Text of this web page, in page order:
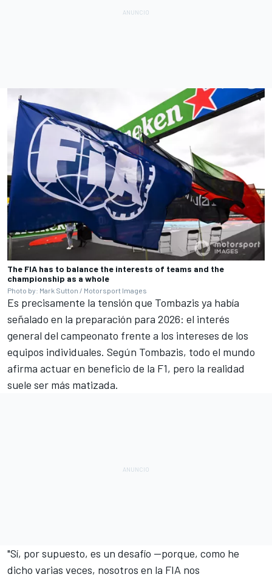
The FIA has to balance the interests of teams and the
championship as a whole
Photo by: Mark Sutton / Motorsport Images
Es precisamente la tensión que Tombazis ya había
señalado en la preparación para 2026: el interés
general del campeonato frente a los intereses de los
equipos individuales. Según Tombazis, todo el mundo
afirma actuar en beneficio de la F1, pero la realidad
suele ser más matizada.
"Sí, por supuesto, es un desafío —porque, como he
dicho varias veces, nosotros en la FIA nos